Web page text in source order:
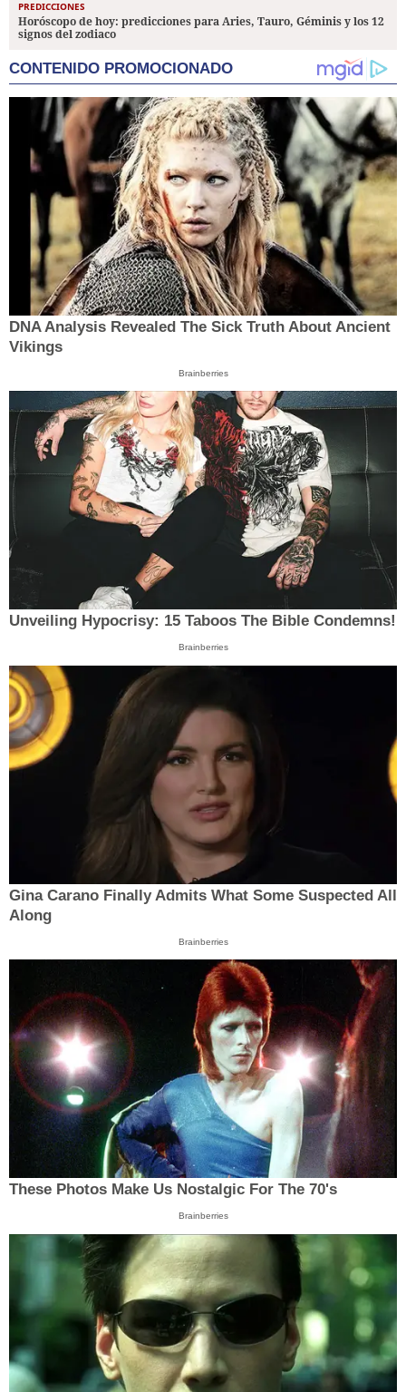
PREDICCIONES
Horóscopo de hoy: predicciones para Aries, Tauro, Géminis y los 12
signos del zodiaco
CONTENIDO PROMOCIONADO
DNA Analysis Revealed The Sick Truth About Ancient
Vikings
Brainberries
Unveiling Hypocrisy: 15 Taboos The Bible Condemns!
Brainberries
Gina Carano Finally Admits What Some Suspected All
Along
Brainberries
These Photos Make Us Nostalgic For The 70's
Brainberries